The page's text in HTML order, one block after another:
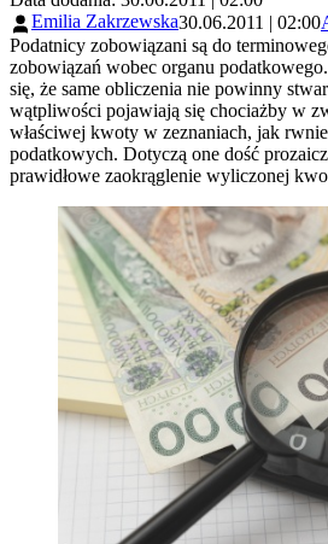
Emilia Zakrzewska30.06.2011 | 02:00
Podatnicy zobowiązani są do
zobowiązań wobec organu
się, że same obliczenia nie powinny
wątpliwości pojawiają się chociażby w
właściwej kwoty w zeznaniach, jak
podatkowych. Dotyczą one dość
prawidłowe zaokrąglenie wyliczonej